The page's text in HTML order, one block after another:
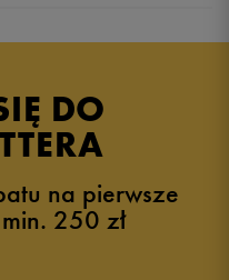
DO
na pierwsze
250 zł